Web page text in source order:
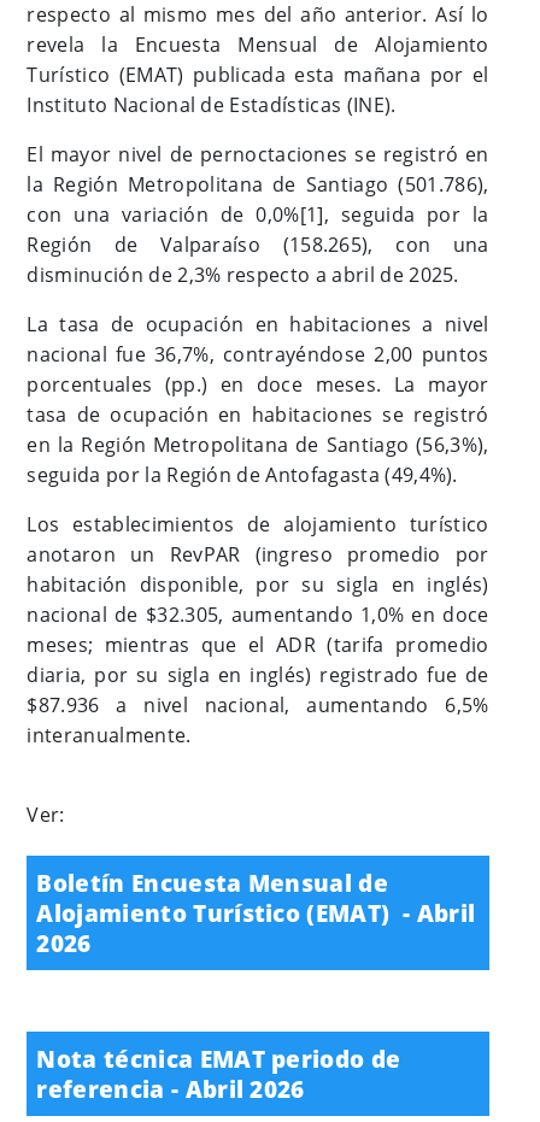
respecto al mismo mes del año anterior. Así lo
revela la Encuesta Mensual de Alojamiento
Turístico (EMAT) publicada esta mañana por el
Instituto Nacional de Estadísticas (INE).
El mayor nivel de pernoctaciones se registró en
la Región Metropolitana de Santiago (501.786),
con una variación de 0,0%[1], seguida por la
Región de Valparaíso (158.265), con una
disminución de 2,3% respecto a abril de 2025.
La tasa de ocupación en habitaciones a nivel
nacional fue 36,7%, contrayéndose 2,00 puntos
porcentuales (pp.) en doce meses. La mayor
tasa de ocupación en habitaciones se registró
en la Región Metropolitana de Santiago (56,3%),
seguida por la Región de Antofagasta (49,4%).
Los establecimientos de alojamiento turístico
anotaron un RevPAR (ingreso promedio por
habitación disponible, por su sigla en inglés)
nacional de $32.305, aumentando 1,0% en doce
meses; mientras que el ADR (tarifa promedio
diaria, por su sigla en inglés) registrado fue de
$87.936 a nivel nacional, aumentando 6,5%
interanualmente.
Ver:
Boletín Encuesta Mensual de
Alojamiento Turístico (EMAT) - Abril
2026
Nota técnica EMAT periodo de
referencia - Abril 2026